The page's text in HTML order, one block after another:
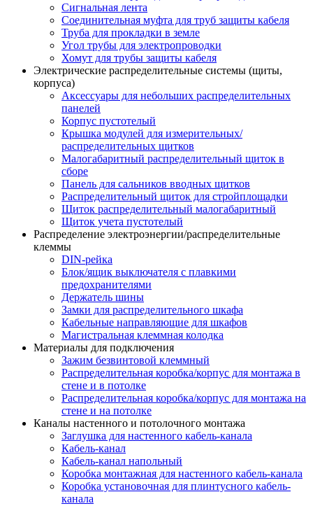
Сигнальная лента
Соединительная муфта для труб защиты кабеля
Труба для прокладки в земле
Угол трубы для электропроводки
Хомут для трубы защиты кабеля
Электрические распределительные системы (щиты,
корпуса)
Аксессуары для небольших распределительных
панелей
Корпус пустотелый
Крышка модулей для измерительных/
распределительных щитков
Малогабаритный распределительный щиток в
сборе
Панель для сальников вводных щитков
Распределительный щиток для стройплощадки
Щиток распределительный малогабаритный
Щиток учета пустотелый
Распределение электроэнергии/распределительные
клеммы
DIN-рейка
Блок/ящик выключателя с плавкими
предохранителями
Держатель шины
Замки для распределительного шкафа
Кабельные направляющие для шкафов
Магистральная клеммная колодка
Материалы для подключения
Зажим безвинтовой клеммный
Распределительная коробка/корпус для монтажа в
стене и в потолке
Распределительная коробка/корпус для монтажа на
стене и на потолке
Каналы настенного и потолочного монтажа
Заглушка для настенного кабель-канала
Кабель-канал
Кабель-канал напольный
Коробка монтажная для настенного кабель-канала
Коробка установочная для плинтусного кабель-
канала